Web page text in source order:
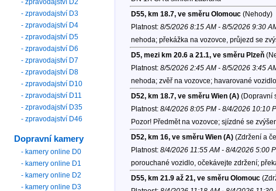
D55, km 18.7, ve směru Olomouc(Nehody)
Platnost: 8/5/2026 8:15 AM - 8/5/2026 9:30
nehoda; překážka na vozovce, průjezd se
D5, mezi km 20.6 a 21.1, ve směru Plzeň
Platnost: 8/5/2026 2:45 AM - 8/5/2026 3:45
nehoda; zvěř na vozovce; havarované
D52, km 18.7, ve směru Wien (A)(Dopravní
Platnost: 8/4/2026 8:05 PM - 8/4/2026 10:10
Pozor! Předmět na vozovce; sjízdné se
D52, km 16, ve směru Wien (A)(Zdržení a
Platnost: 8/4/2026 11:55 AM - 8/4/2026 5:00
porouchané vozidlo, očekávejte zdržení;
D55, km 21.9 až 21, ve směru Olomouc
- zpravodajství D3
- zpravodajství D4
- zpravodajství D5
- zpravodajství D6
- zpravodajství D7
- zpravodajství D8
- zpravodajství D10
- zpravodajství D11
- zpravodajství D35
- zpravodajství D46
Dopravní kamery
- kamery online D0
- kamery online D1
- kamery online D2
- kamery online D3